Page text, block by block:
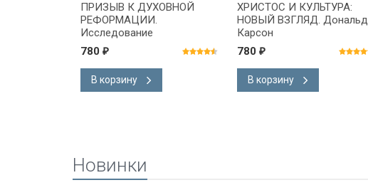
ПРИЗЫВ К ДУХОВНОЙ
РЕФОРМАЦИИ.
Исследование
молитвенной жизни Павла.
Дональд Карсон
780 ₽
В корзину
ХРИСТОС И КУЛЬТУРА:
НОВЫЙ ВЗГЛЯД. Дональд
Карсон
780 ₽
В корзину
Новинки